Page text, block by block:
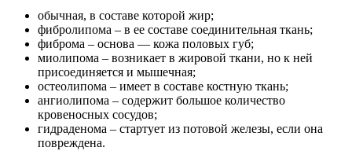
обычная, в составе которой жир;
фибролипома – в ее составе соединительная ткань;
фиброма – основа — кожа половых губ;
миолипома – возникает в жировой ткани, но к ней
присоединяется и мышечная;
остеолипома – имеет в составе костную ткань;
ангиолипома – содержит большое количество
кровеносных сосудов;
гидраденома – стартует из потовой железы, если она
повреждена.